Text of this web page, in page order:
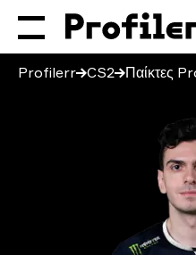
Profilerr CS2 Παίκτες